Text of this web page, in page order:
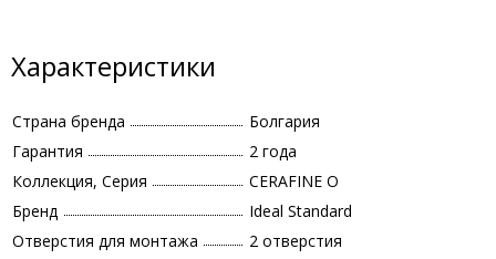
Характеристики
Страна бренда
Болгария
Гарантия
2 года
Коллекция, Серия
CERAFINE O
Бренд
Ideal Standard
Отверстия для монтажа
2 отверстия